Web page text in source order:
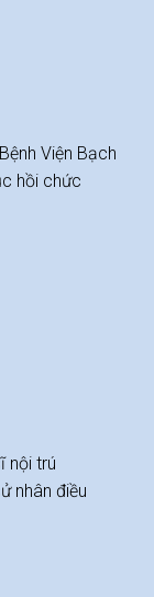
Viện Bạch
hồi chức
nội trú
nhân điều